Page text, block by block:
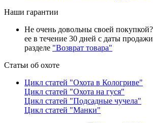
Наши гарантии
Не очень довольны своей
ее в течение 30 дней с даты
разделе "Возврат товара"
Статьи об охоте
Цикл статей "Охота в Кологриве"
Цикл статей "Охота на гуся"
Цикл статей "Подсадные чучела"
Цикл статей "Манки"